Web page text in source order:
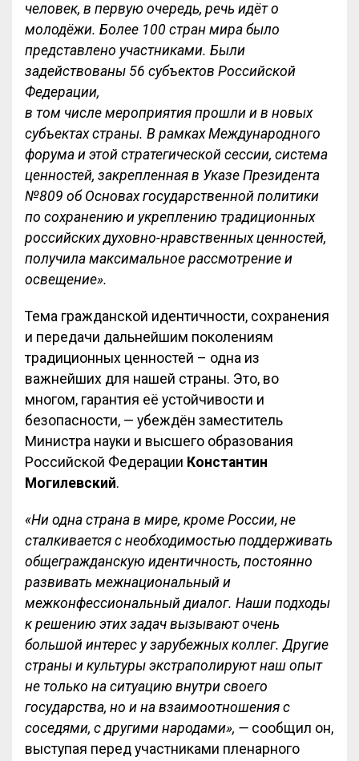
человек, в первую очередь, речь идёт о
молодёжи. Более 100 стран мира было
представлено участниками. Были
задействованы 56 субъектов Российской
Федерации,
в том числе мероприятия прошли и в новых
субъектах страны. В рамках Международного
форума и этой стратегической сессии, система
ценностей, закрепленная в Указе Президента
№809 об Основах государственной политики
по сохранению и укреплению традиционных
российских духовно-нравственных ценностей,
получила максимальное рассмотрение и
освещение».
Тема гражданской идентичности, сохранения
и передачи дальнейшим поколениям
традиционных ценностей – одна из
важнейших для нашей страны. Это, во
многом, гарантия её устойчивости и
безопасности, — убеждён заместитель
Министра науки и высшего образования
Российской Федерации Константин
Могилевский.
«Ни одна страна в мире, кроме России, не
сталкивается с необходимостью поддерживать
общегражданскую идентичность, постоянно
развивать межнациональный и
межконфессиональный диалог. Наши подходы
к решению этих задач вызывают очень
большой интерес у зарубежных коллег. Другие
страны и культуры экстраполируют наш опыт
не только на ситуацию внутри своего
государства, но и на взаимоотношения с
соседями, с другими народами», — сообщил он,
выступая перед участниками пленарного